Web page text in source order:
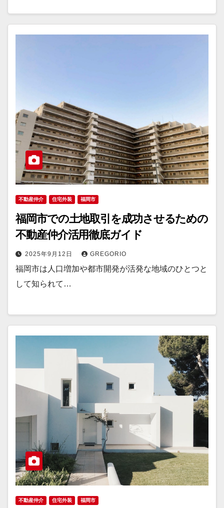
不動産仲介 住宅外装 福岡市
福岡市での土地取引を成功させるための
不動産仲介活用徹底ガイド
2025年9月12日 GREGORIO
福岡市は人口増加や都市開発が活発な地域のひとつと
して知られて…
不動産仲介 住宅外装 福岡市